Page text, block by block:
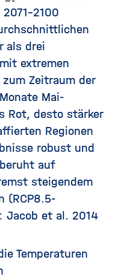
2100
als drei
extremen
Zeitraum der
Mai-
Rot, desto stärker
Regionen
robust und
beruht auf
steigendem
(RCP8.5-
Jacob et al. 2014
Temperaturen